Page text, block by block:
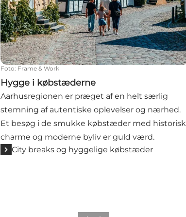
Foto: Frame & Work
Hygge i købstæderne
Aarhusregionen er præget af en helt særlig
stemning af autentiske oplevelser og nærhed.
Et besøg i de smukke købstæder med historisk
charme og moderne byliv er guld værd.
City breaks og hyggelige købstæder